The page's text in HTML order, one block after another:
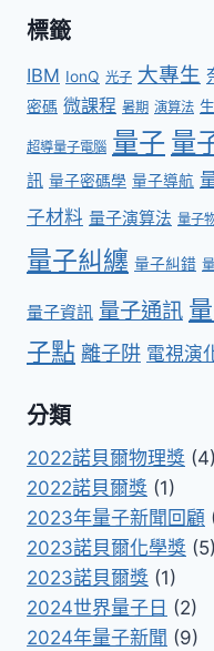
標籤
IBM IonQ 光子 大專生
密碼 微課程 暑期 演算法
超導量子電腦 量子 量
訊 量子密碼學 量子導航
子材料 量子演算法 量子
量子糾纏 量子糾錯
量子資訊 量子通訊
子點 離子阱 電視演
分類
2022諾貝爾物理獎 (4)
2022諾貝爾獎 (1)
2023年量子新聞回顧
2023諾貝爾化學獎 (5)
2023諾貝爾獎 (1)
2024世界量子日 (2)
2024年量子新聞 (9)